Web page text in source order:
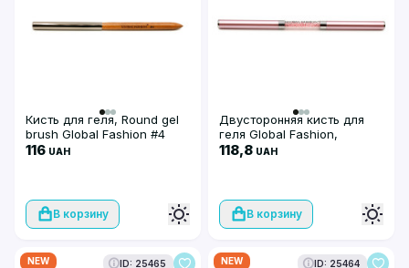
Кисть для геля, Round gel
brush Global Fashion #4
116 UAH
В корзину
Двусторонняя кисть для
геля Global Fashion,
омбре/веер
118,8 UAH
В корзину
NEW ID: 25465 NEW ID: 25464